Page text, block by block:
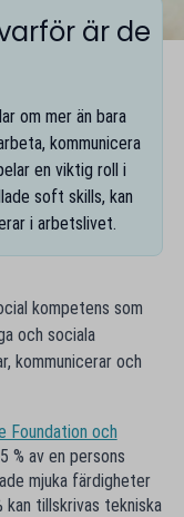
är de
om mer än bara
kommunicera
en viktig roll i
soft skills, kan
i arbetslivet.
kompetens som
och sociala
kommunicerar och
Foundation och
% av en persons
mjuka färdigheter
kan tillskrivas tekniska